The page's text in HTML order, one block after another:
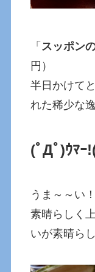
「 スッポン
円）
半日かけて
れた稀少な
(ﾟДﾟ)ｳﾏｰ!
うま～～い！
素晴らしく
いが素晴ら